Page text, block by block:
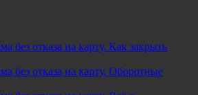
без отказа на карту. Как закрыть
без отказа на карту. Оборотные